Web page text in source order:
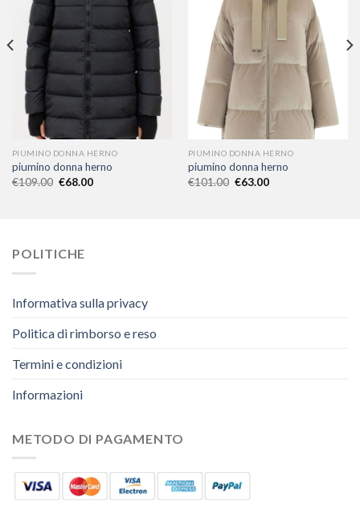
PIUMINO DONNA HERNO
piumino donna herno
€109.00 €68.00
PIUMINO DONNA HERNO
piumino donna herno
€101.00 €63.00
POLITICHE
Informativa sulla privacy
Politica di rimborso e reso
Termini e condizioni
Informazioni
METODO DI PAGAMENTO